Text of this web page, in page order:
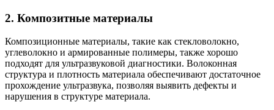
2. Композитные материалы
Композиционные материалы, такие как стекловолокно,
углеволокно и армированные полимеры, также хорошо
подходят для ультразвуковой диагностики. Волоконная
структура и плотность материала обеспечивают достаточное
прохождение ультразвука, позволяя выявить дефекты и
нарушения в структуре материала.